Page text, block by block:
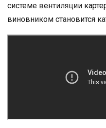
системе вентиляции
виновником становится